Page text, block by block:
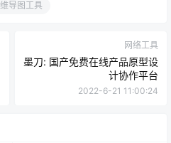
导图工具
网络工具
墨刀: 国产免费在线产品原型设
计协作平台
2022-6-21 11:00:24